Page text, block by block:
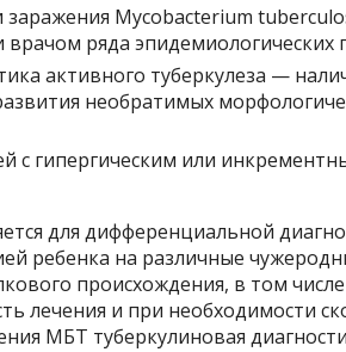
заражения Mycobacterium
врачом ряда
активного туберкулеза —
необратимых
с гипергическим или
для дифференциальной
ребенка на различные
происхождения, в том
лечения и при необходимости
МБТ туберкулиновая